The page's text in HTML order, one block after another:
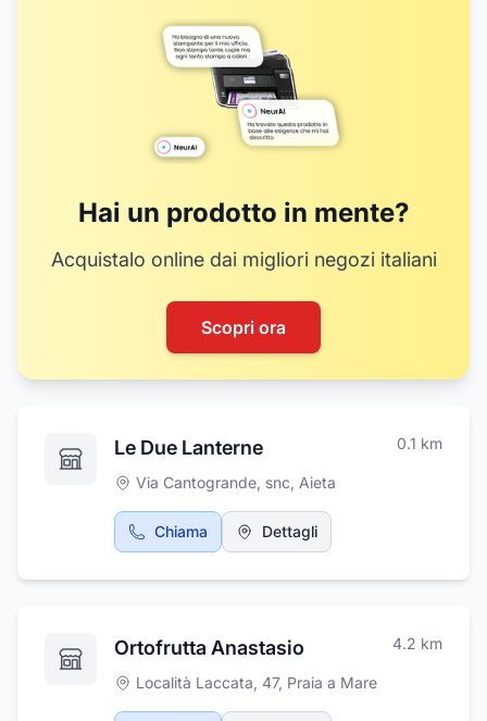
Hai un prodotto in mente?
Acquistalo online dai migliori negozi italiani
Scopri ora
Le Due Lanterne 0.1 km
Via Cantogrande, snc, Aieta
Chiama Dettagli
Ortofrutta Anastasio 4.2 km
Località Laccata, 47, Praia a Mare